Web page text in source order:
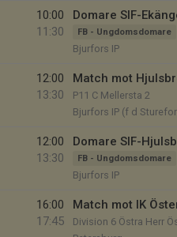
10:00
11:30
Domare SIF-
FB - Ungdomsdomare
Bjurfors IP
12:00
13:30
Match mot
P11 C Mellersta 2
Bjurfors IP (f d
12:00
13:30
Domare SIF-
FB - Ungdomsdomare
Bjurfors IP
16:00
17:45
Match mot IK
Division 6 Östra Herr